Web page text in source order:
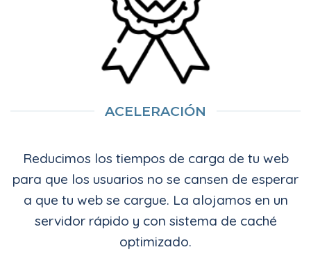
ACELERACIÓN
Reducimos los tiempos de carga de tu web
para que los usuarios no se cansen de esperar
a que tu web se cargue. La alojamos en un
servidor rápido y con sistema de caché
optimizado.